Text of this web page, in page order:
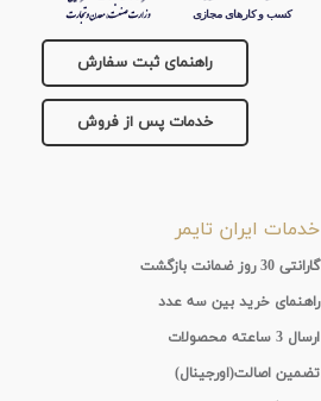
راهنمای ثبت سفارش
خدمات پس از فروش
خدمات ایران تایمر
گارانتی 30 روز ضمانت بازگشت
راهنمای خرید بین سه عدد
ارسال 3 ساعته محصولات
تضمین اصالت(اورجینال)